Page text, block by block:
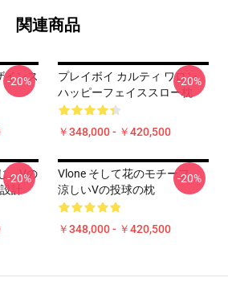
関連商品
インス
-20%
プレイボイ カルティ ワロン
ハッピーフェイススロー枕
￥348,000 - ￥420,500
-20%
、Vの
計
-20%
Vlone そして花のモチーフ、
涼しいVの投球の枕
￥348,000 - ￥420,500
-20%